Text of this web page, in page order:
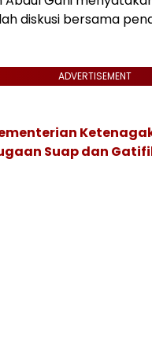
diskusi bersama
ADVERTISEMENT
Suap dan